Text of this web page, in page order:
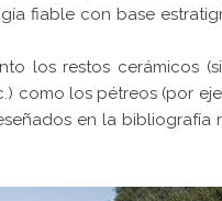
fiable con base
los restos cerámicos
como los pétreos (por
en la bibliografía